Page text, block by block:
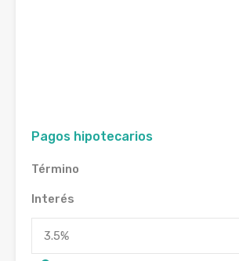
Pagos hipotecarios
Término
Interés